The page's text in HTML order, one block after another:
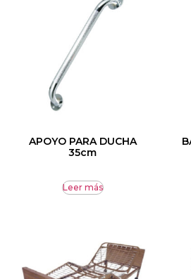
APOYO PARA DUCHA
35cm
Leer más